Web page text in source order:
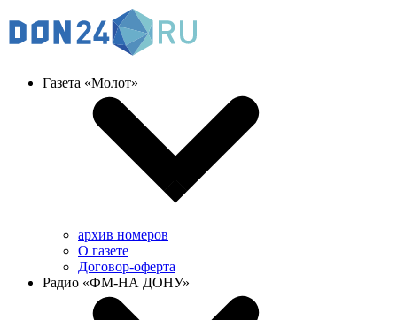
Газета «Молот»
архив номеров
О газете
Договор-оферта
Радио «ФМ-НА ДОНУ»